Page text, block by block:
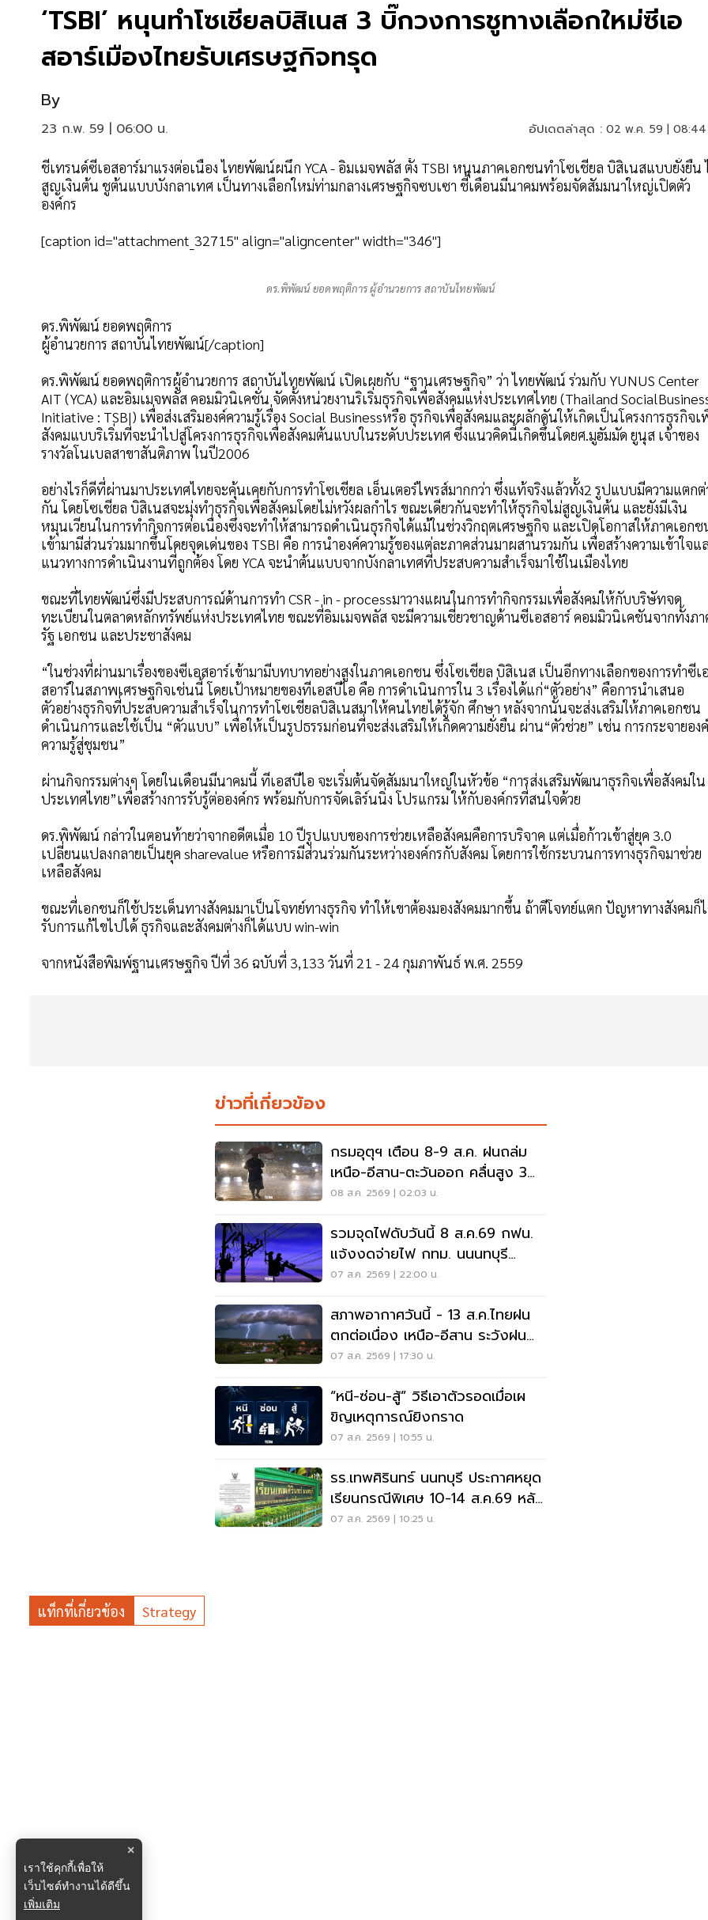
‘TSBI’ หนุนทำโซเชียลบิสิเนส 3 บิ๊กวงการชูทางเลือกใหม่ซีเอ
สอาร์เมืองไทยรับเศรษฐกิจทรุด
By
23 ก.พ. 59 | 06:00 น. อัปเดตล่าสุด : 02 พ.ค. 59 |
ชี้เทรนด์ซีเอสอาร์มาแรงต่อเนื่อง ไทยพัฒน์ผนึก YCA - อิมเมจพลัส ตั้ง TSBI หนุนภาคเอกชนทำโซเชียล บิสิเนสแบบยั่งยืน
สูญเงินต้น ชูต้นแบบบังกลาเทศ เป็นทางเลือกใหม่ท่ามกลางเศรษฐกิจซบเซา ชี้เดือนมีนาคมพร้อมจัดสัมมนาใหญ่เปิดตัว
องค์กร
[caption id="attachment_32715" align="aligncenter" width="346"]
ดร.พิพัฒน์ ยอดพฤติการ ผู้อำนวยการ สถาบันไทยพัฒน์
ดร.พิพัฒน์ ยอดพฤติการ
ผู้อำนวยการ สถาบันไทยพัฒน์[/caption]
ดร.พิพัฒน์ ยอดพฤติการผู้อำนวยการ สถาบันไทยพัฒน์ เปิดเผยกับ “ฐานเศรษฐกิจ” ว่า ไทยพัฒน์ ร่วมกับ YUNUS Center
AIT (YCA) และอิมเมจพลัส คอมมิวนิเคชั่น จัดตั้งหน่วยงานริเริ่มธุรกิจเพื่อสังคมแห่งประเทศไทย (Thailand
Initiative : TSBI) เพื่อส่งเสริมองค์ความรู้เรื่อง Social Businessหรือ ธุรกิจเพื่อสังคมและผลักดันให้เกิดเป็นโครงการธุรกิจเ
สังคมแบบริเริ่มที่จะนำไปสู่โครงการธุรกิจเพื่อสังคมต้นแบบในระดับประเทศ ซึ่งแนวคิดนี้เกิดขึ้นโดยศ.มูฮัมมัด ยูนุส เจ้าของ
รางวัลโนเบลสาขาสันติภาพ ในปี2006
อย่างไรก็ดีที่ผ่านมาประเทศไทยจะคุ้นเคยกับการทำโซเชียล เอ็นเตอร์ไพรส์มากกว่า ซึ่งแท้จริงแล้วทั้ง2 รูปแบบมีความแตกต่
กัน โดยโซเชียล บิสิเนสจะมุ่งทำธุรกิจเพื่อสังคมโดยไม่หวังผลกำไร ขณะเดียวกันจะทำให้ธุรกิจไม่สูญเงินต้น และยังมีเงิน
หมุนเวียนในการทำกิจการต่อเนื่องซึ่งจะทำให้สามารถดำเนินธุรกิจได้แม้ในช่วงวิกฤตเศรษฐกิจ และเปิดโอกาสให้ภาคเอก
เข้ามามีส่วนร่วมมากขึ้นโดยจุดเด่นของ TSBI คือ การนำองค์ความรู้ของแต่ละภาคส่วนมาผสานรวมกัน เพื่อสร้างความเข้าใจแ
แนวทางการดำเนินงานที่ถูกต้อง โดย YCA จะนำต้นแบบจากบังกลาเทศที่ประสบความสำเร็จมาใช้ในเมืองไทย
ขณะที่ไทยพัฒน์ซึ่งมีประสบการณ์ด้านการทำ CSR - in - processมาวางแผนในการทำกิจกรรมเพื่อสังคมให้กับบริษัทจด
ทะเบียนในตลาดหลักทรัพย์แห่งประเทศไทย ขณะที่อิมเมจพลัส จะมีความเชี่ยวชาญด้านซีเอสอาร์ คอมมิวนิเคชันจากทั้งภ
รัฐ เอกชน และประชาสังคม
“ในช่วงที่ผ่านมาเรื่องของซีเอสอาร์เข้ามามีบทบาทอย่างสูงในภาคเอกชน ซึ่งโซเชียล บิสิเนส เป็นอีกทางเลือกของการทำซีเ
สอาร์ในสภาพเศรษฐกิจเช่นนี้ โดยเป้าหมายของทีเอสบีไอ คือ การดำเนินการใน 3 เรื่องได้แก่“ตัวอย่าง” คือการนำเสนอ
ตัวอย่างธุรกิจที่ประสบความสำเร็จในการทำโซเชียลบิสิเนสมาให้คนไทยได้รู้จัก ศึกษา หลังจากนั้นจะส่งเสริมให้ภาคเอกชน
ดำเนินการและใช้เป็น “ตัวแบบ” เพื่อให้เป็นรูปธรรมก่อนที่จะส่งเสริมให้เกิดความยั่งยืน ผ่าน“ตัวช่วย” เช่น การกระจายองค์
ความรู้สู่ชุมชน”
ผ่านกิจกรรมต่างๆ โดยในเดือนมีนาคมนี้ ทีเอสบีไอ จะเริ่มต้นจัดสัมมนาใหญ่ในหัวข้อ “การส่งเสริมพัฒนาธุรกิจเพื่อสังคมใน
ประเทศไทย”เพื่อสร้างการรับรู้ต่อองค์กร พร้อมกับการจัดเลิร์นนิ่ง โปรแกรม ให้กับองค์กรที่สนใจด้วย
ดร.พิพัฒน์ กล่าวในตอนท้ายว่าจากอดีตเมื่อ 10 ปีรูปแบบของการช่วยเหลือสังคมคือการบริจาค แต่เมื่อก้าวเข้าสู่ยุค 3.0
เปลี่ยนแปลงกลายเป็นยุค sharevalue หรือการมีส่วนร่วมกันระหว่างองค์กรกับสังคม โดยการใช้กระบวนการทางธุรกิจมาช่วย
เหลือสังคม
ขณะที่เอกชนก็ใช้ประเด็นทางสังคมมาเป็นโจทย์ทางธุรกิจ ทำให้เขาต้องมองสังคมมากขึ้น ถ้าตีโจทย์แตก ปัญหาทางสังคมก็
รับการแก้ไขไปได้ ธุรกิจและสังคมต่างก็ได้แบบ win-win
จากหนังสือพิมพ์ฐานเศรษฐกิจ ปีที่ 36 ฉบับที่ 3,133 วันที่ 21 - 24 กุมภาพันธ์ พ.ศ. 2559
ข่าวที่เกี่ยวข้อง
กรมอุตุฯ เตือน 8-9 ส.ค. ฝนถล่ม
เหนือ-อีสาน-ตะวันออก คลื่นสูง 3
เมตร
08 ส.ค. 2569 | 02:03 น.
รวมจุดไฟดับวันนี้ 8 ส.ค.69 กฟน.
แจ้งงดจ่ายไฟ กทม. นนนทบุรี
สมุทรปราการ
07 ส.ค. 2569 | 22:00 น.
สภาพอากาศวันนี้ - 13 ส.ค.ไทยฝน
ตกต่อเนื่อง เหนือ-อีสาน ระวังฝน
ตกหนักมากบางแห่ง
07 ส.ค. 2569 | 17:30 น.
“หนี-ซ่อน-สู้” วิธีเอาตัวรอดเมื่อเผ
ขิญเหตุการณ์ยิงกราด
07 ส.ค. 2569 | 10:55 น.
รร.เทพศิรินทร์ นนทบุรี ประกาศหยุด
เรียนกรณีพิเศษ 10-14 ส.ค.69 หลัง
เหตุกราดยิง
07 ส.ค. 2569 | 10:25 น.
แท็กที่เกี่ยวข้อง Strategy
×
เราใช้คุกกี้เพื่อให้
เว็บไซต์ทำงานได้ดีขึ้น
เพิ่มเติม